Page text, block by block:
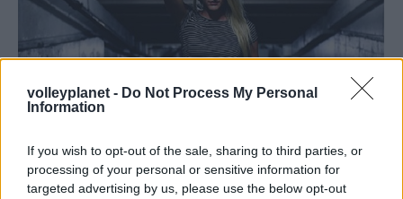
volleyplanet - Do Not Process My Personal
Information
If you wish to opt-out of the sale, sharing to third parties, or
processing of your personal or sensitive information for
targeted advertising by us, please use the below opt-out